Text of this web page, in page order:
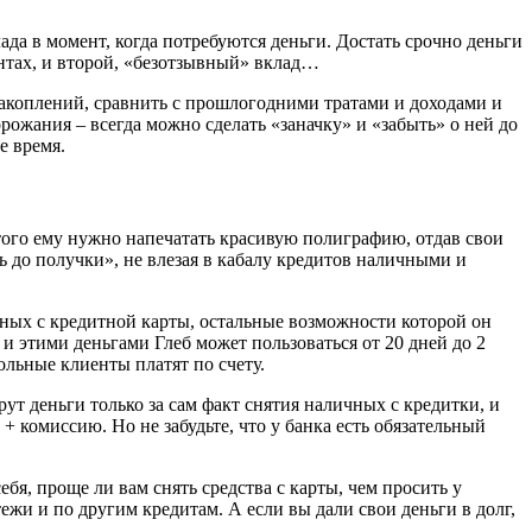
в момент, когда потребуются деньги. Достать срочно деньги
и второй, «безотзывный» вклад…
сравнить с прошлогодними тратами и доходами и
– всегда можно сделать «заначку» и «забыть» о ней до
время.
ему нужно напечатать красивую полиграфию, отдав свои
до получки», не влезая в кабалу кредитов наличными и
с кредитной карты, остальные возможности которой он
этими деньгами Глеб может пользоваться от 20 дней до 2
клиенты платят по счету.
деньги только за сам факт снятия наличных с кредитки, и
Но не забудьте, что у банка есть обязательный
проще ли вам снять средства с карты, чем просить у
и по другим кредитам. А если вы дали свои деньги в долг,